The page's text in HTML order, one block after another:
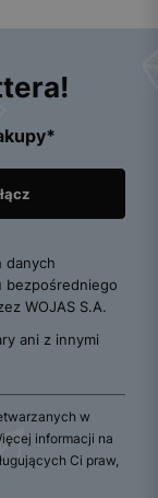
danych
bezpośredniego
WOJAS S.A.
ani z innymi
w
informacji na
Ci praw,